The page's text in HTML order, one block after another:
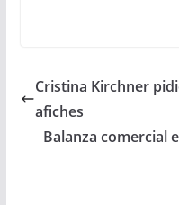
Cristina Kirchner
afiches
Balanza comercial